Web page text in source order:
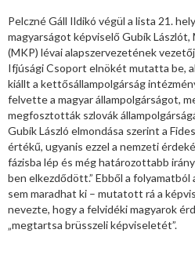
Pelczné Gáll Ildikó végül a lista 21.
magyarságot képviselő Gubík Lászlót,
(MKP) lévai alapszervezetének
Ifjúsági Csoport elnökét mutatta be,
kiállt a kettősállampolgárság
felvette a magyar állampolgárságot,
megfosztották szlovák
Gubík László elmondása szerint a
értékű, ugyanis ezzel a nemzeti
fázisba lép és még határozottabb
ben elkezdődött.” Ebből a folyamatból
sem maradhat ki – mutatott rá a
nevezte, hogy a felvidéki magyarok
„megtartsa brüsszeli képviseletét”.